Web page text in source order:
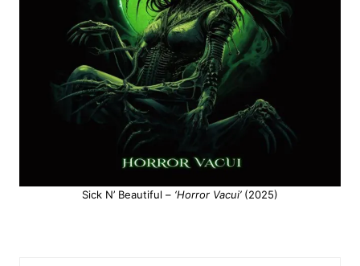
Sick N’ Beautiful – ‘Horror Vacui’(2025)